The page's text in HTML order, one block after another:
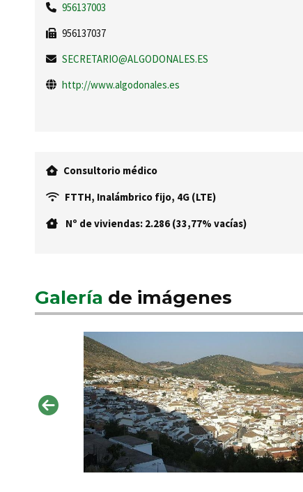
956137003
956137037
SECRETARIO@ALGODONALES.ES
http://www.algodonales.es
Consultorio médico
FTTH, Inalámbrico fijo, 4G (LTE)
Nº de viviendas: 2.286 (33,77% vacías)
Galería de imágenes